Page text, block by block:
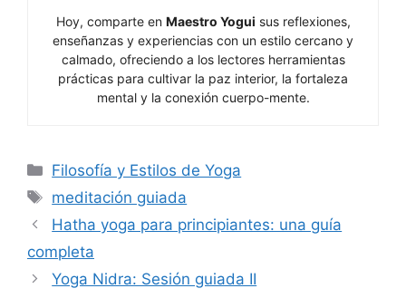
Hoy, comparte en Maestro Yogui sus reflexiones,
enseñanzas y experiencias con un estilo cercano y
calmado, ofreciendo a los lectores herramientas
prácticas para cultivar la paz interior, la fortaleza
mental y la conexión cuerpo-mente.
Categorías
Filosofía y Estilos de Yoga
Etiquetas
meditación guiada
Hatha yoga para principiantes: una guía
completa
Yoga Nidra: Sesión guiada II